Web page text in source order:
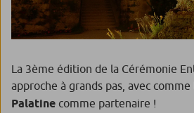
La 3ème édition de la Cérémonie
approche à grands pas, avec
Palatine comme partenaire !